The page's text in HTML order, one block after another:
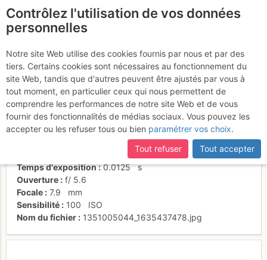
L3
Activités
Date/heure
21 oct. 2012 11:43
Contributeur
Patrick Vuilleumier
individuel (CC by-nc-nd)
SONY DSC-P10
Temps d'exposition
0.0125 s
Ouverture
f/ 5.6
Focale
7.9
mm
Sensibilité
100
ISO
Nom du fichier
1351005044_1635437478.jpg
Contrôlez l'utilisation de vos données
personnelles
Notre site Web utilise des cookies fournis par nous et par des
tiers. Certains cookies sont nécessaires au fonctionnement du
site Web, tandis que d'autres peuvent être ajustés par vous à
tout moment, en particulier ceux qui nous permettent de
comprendre les performances de notre site Web et de vous
fournir des fonctionnalités de médias sociaux. Vous pouvez les
accepter ou les refuser tous ou bien paramétrer vos choix.
Tout refuser
Tout accepter